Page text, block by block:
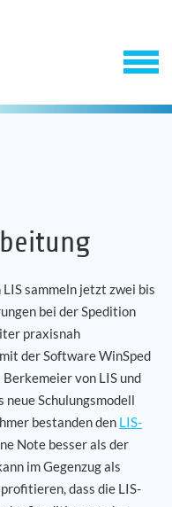
sammeln jetzt zwei bis
bei der Spedition
praxisnah
der Software WinSped
von LIS und
neue Schulungsmodell
bestanden den LIS-
Note besser als der
im Gegenzug als
dass die LIS-